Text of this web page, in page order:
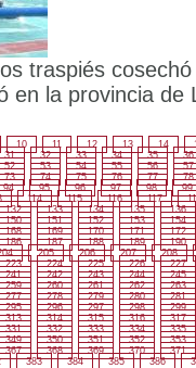
traspiés
en la provincia de
10 11 12 13 14
31 32 33 34 35
36
52 53 54 55 56
57
73 74 75 76 77
78
94 95 96 97 98
99
114 115 116 117
132 133 134 135
136
150 151 152 153
154
168 169 170 171
172
186 187 188 189
190
205 206 207
208
223 224 225 226
227
241 242 243 244
245
259 260 261 262
263
277 278 279 280
281
295 296 297 298
299
313 314 315 316
317
331 332 333 334
335
349 350 351 352
353
367 368 369 370
371
383 384 385 386